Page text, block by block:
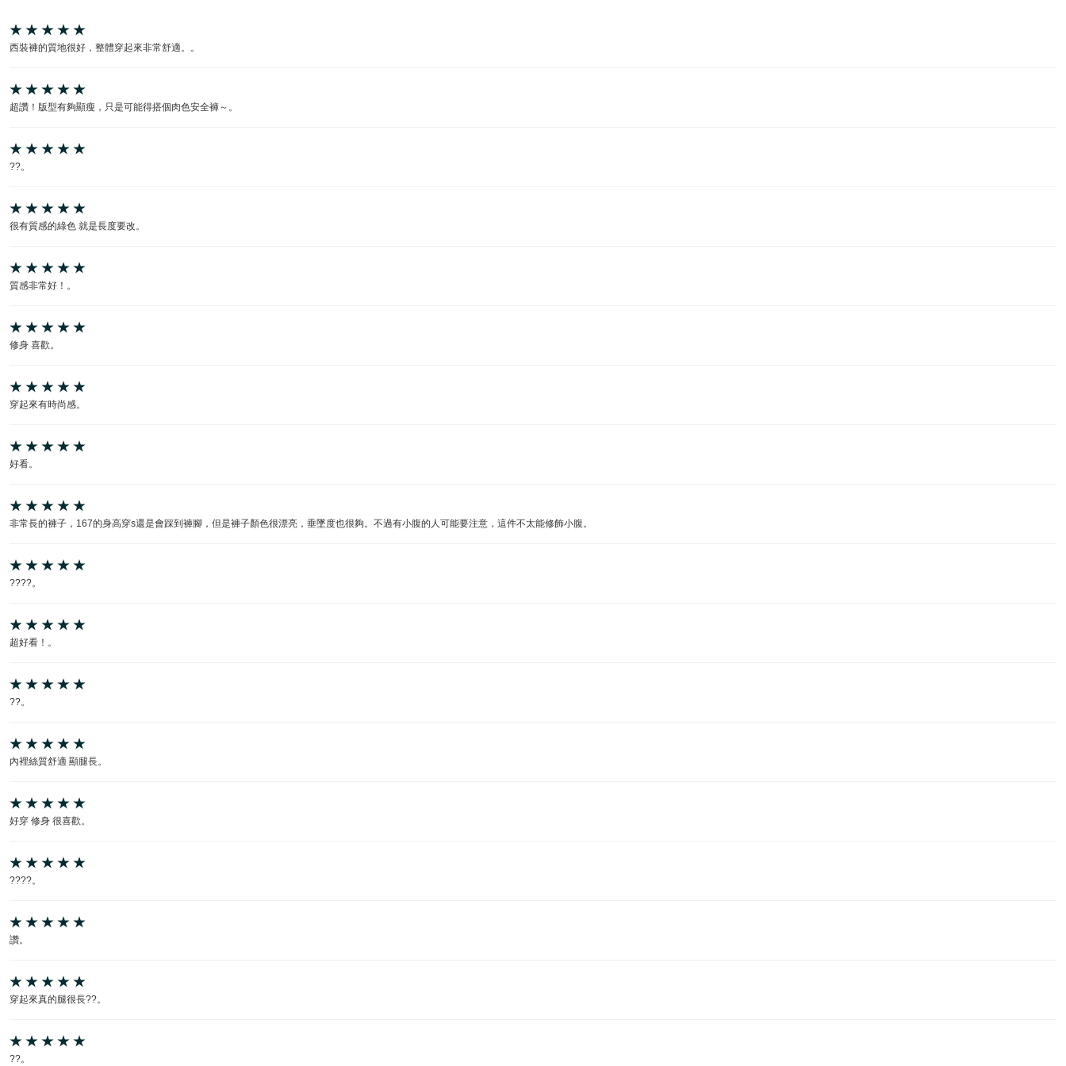
西裝褲的質地很好，整體穿起來非常舒適。。
超讚！版型有夠顯瘦，只是可能得搭個肉色安全褲～。
??。
很有質感的綠色 就是長度要改。
質感非常好！。
修身 喜歡。
穿起來有時尚感。
好看。
非常長的褲子，167的身高穿s還是會踩到褲腳，但是褲子顏色很漂亮，垂墜度也很夠。不過有小腹的人可能要注意，這件不太能修飾小腹。
????。
超好看！。
??。
內裡絲質舒適 顯腿長。
好穿 修身 很喜歡。
????。
讚。
穿起來真的腿很長??。
??。